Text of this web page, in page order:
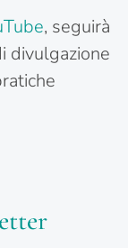
, seguirà
divulgazione